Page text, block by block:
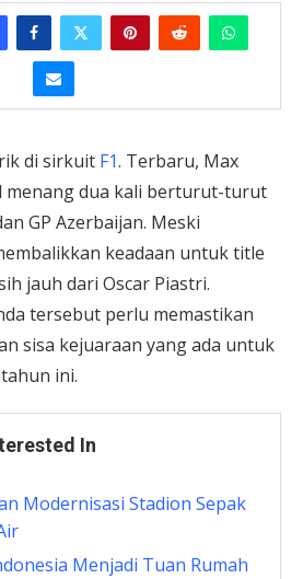
di sirkuit F1. Terbaru, Max
menang dua kali berturut-turut
GP Azerbaijan. Meski
keadaan untuk title
jauh dari Oscar Piastri.
tersebut perlu memastikan
sisa kejuaraan yang ada untuk
ini.
In
Modernisasi Stadion Sepak
Menjadi Tuan Rumah